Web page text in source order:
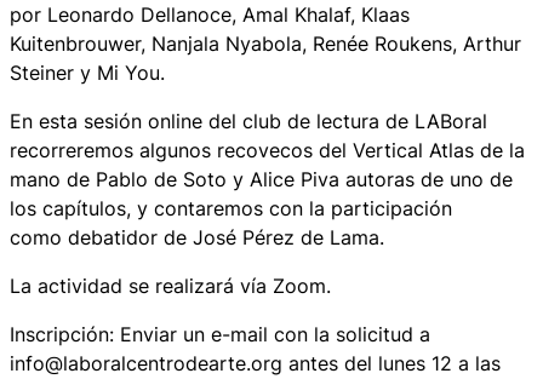
por Leonardo Dellanoce, Amal Khalaf, Klaas
Kuitenbrouwer, Nanjala Nyabola, Renée Roukens, Arthur
Steiner y Mi You.
En esta sesión online del club de lectura de LABoral
recorreremos algunos recovecos del Vertical Atlas de la
mano de Pablo de Soto y Alice Piva autoras de uno de
los capítulos, y contaremos con la participación
como debatidor de José Pérez de Lama.
La actividad se realizará vía Zoom.
Inscripción: Enviar un e-mail con la solicitud a
info@laboralcentrodearte.org antes del lunes 12 a las